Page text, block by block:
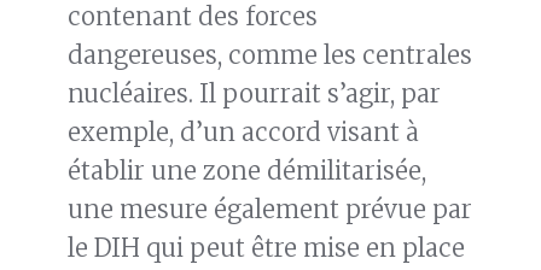
contenant des forces
dangereuses, comme les centrales
nucléaires. Il pourrait s’agir, par
exemple, d’un accord visant à
établir une zone démilitarisée,
une mesure également prévue par
le DIH qui peut être mise en place